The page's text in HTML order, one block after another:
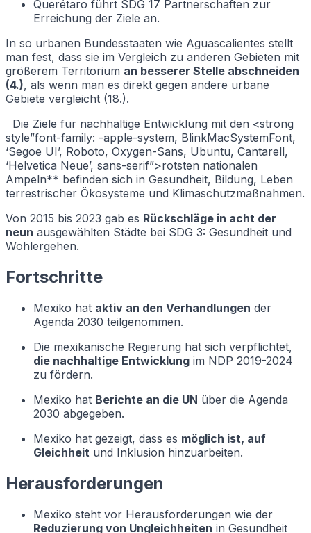
Querétaro führt SDG 17 Partnerschaften zur
Erreichung der Ziele an.
In so urbanen Bundesstaaten wie Aguascalientes stellt
man fest, dass sie im Vergleich zu anderen Gebieten mit
größerem Territorium an besserer Stelle abschneiden
(4.), als wenn man es direkt gegen andere urbane
Gebiete vergleicht (18.).
Die Ziele für nachhaltige Entwicklung mit den <strong
style”font-family: -apple-system, BlinkMacSystemFont,
‘Segoe UI’, Roboto, Oxygen-Sans, Ubuntu, Cantarell,
‘Helvetica Neue’, sans-serif”>rotsten nationalen
Ampeln** befinden sich in Gesundheit, Bildung, Leben
terrestrischer Ökosysteme und Klimaschutzmaßnahmen.
Von 2015 bis 2023 gab es Rückschläge in acht der
neun ausgewählten Städte bei SDG 3: Gesundheit und
Wohlergehen.
Fortschritte
Mexiko hat aktiv an den Verhandlungen der
Agenda 2030 teilgenommen.
Die mexikanische Regierung hat sich verpflichtet,
die nachhaltige Entwicklung im NDP 2019-2024
zu fördern.
Mexiko hat Berichte an die UN über die Agenda
2030 abgegeben.
Mexiko hat gezeigt, dass es möglich ist, auf
Gleichheit und Inklusion hinzuarbeiten.
Herausforderungen
Mexiko steht vor Herausforderungen wie der
Reduzierung von Ungleichheiten in Gesundheit